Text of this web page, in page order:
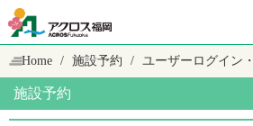
Home 施設予約 ユーザーログイン
施設予約